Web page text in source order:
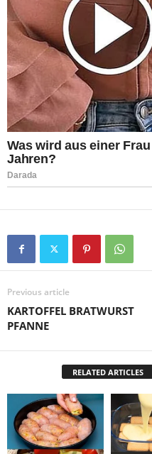
Previous article
KARTOFFEL BRATWURST
PFANNE
RELATED ARTICLES